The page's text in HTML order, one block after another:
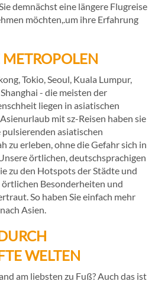
demnächst eine längere Flugreise
möchten,.um ihre Erfahrung
Tokio, Seoul, Kuala Lumpur,
- die meisten der
liegen in asiatischen
mit sz-Reisen haben sie
asiatischen
zu erleben, ohne die Gefahr sich in
örtlichen, deutschsprachigen
zu den Hotspots der Städte und
örtlichen Besonderheiten und
So haben Sie einfach mehr
Asien.
WELTEN
am liebsten zu Fuß? Auch das ist